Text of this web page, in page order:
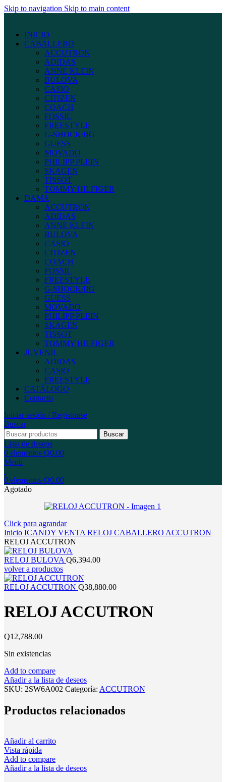
Skip to navigation Skip to main content
INICIO
CABALLERO
ACCUTRON
ADIDAS
ANNE KLEIN
BULOVA
CASIO
CITIZEN
COACH
FOSSIL
FREESTYLE
G-SHOCK/BG
GUESS
MOVADO
PHILIPP PLEIN
SKAGEN
TISSOT
TOMMY HILFIGER
DAMA
ACCUTRON
ADIDAS
ANNE KLEIN
BULOVA
CASIO
CITIZEN
COACH
FOSSIL
FREESTYLE
G-SHOCK/BG
GUESS
MOVADO
PHILIPP PLEIN
SKAGEN
TISSOT
TOMMY HILFIGER
JUVENIL
ADIDAS
CASIO
FREESTYLE
CATÁLOGO
Contacto
Iniciar sesión / Registrarse
Buscar
Buscar
Lista de deseos
0 elementos Q0.00
Menú
0 elementos Q0.00
Agotado
Click para agrandar
Inicio ICANDY VENTA RELOJ CABALLERO ACCUTRON
RELOJ ACCUTRON
RELOJ BULOVA Q6,394.00
volver a productos
RELOJ ACCUTRON Q38,880.00
RELOJ ACCUTRON
Q12,788.00
Sin existencias
Add to compare
Añadir a la lista de deseos
SKU: 2SW6A002 Categoría: ACCUTRON
Productos relacionados
Añadir al carrito
Vista rápida
Add to compare
Añadir a la lista de deseos